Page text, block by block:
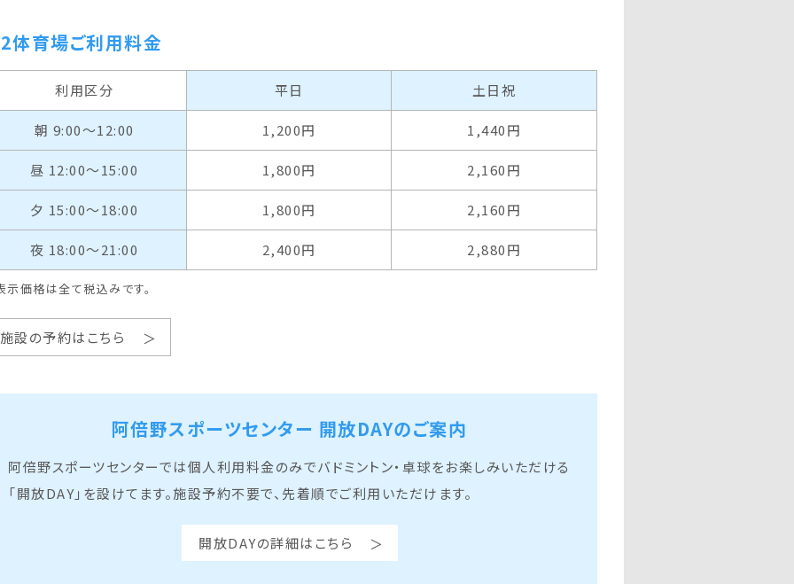
体育場ご利用料金
利用区分 平日 土日祝
朝 9:00〜12:00 1,200円 1,440円
昼 12:00〜15:00 1,800円 2,160円
夕 15:00〜18:00 1,800円 2,160円
夜 18:00〜21:00 2,400円 2,880円
価格は全て税込みです。
施設の予約はこちら
阿倍野スポーツセンター 開放DAYのご案内
阿倍野スポーツセンターでは個人利用料金のみでバドミントン・卓球をお楽しみいただける
「開放DAY」を設けてます。施設予約不要で、先着順でご利用いただけます。
開放DAYの詳細はこちら